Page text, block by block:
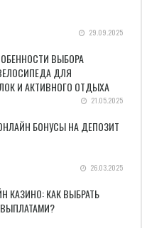
29.09.2025
ВЫБОРА
ДЛЯ
И АКТИВНОГО ОТДЫХА
21.05.2025
БОНУСЫ НА ДЕПОЗИТ
26.03.2025
КАЗИНО: КАК ВЫБРАТЬ